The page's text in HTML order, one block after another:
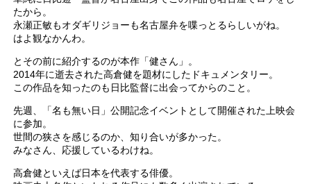
たから。
永瀬正敏もオダギリジョーも名古屋弁を喋っとるらしいがね。
はよ観なかんわ。
とその前に紹介するのが本作「健さん」。
2014年に逝去された高倉健を題材にしたドキュメンタリー。
この作品を知ったのも日比監督に出会ってからのこと。
先週、「名も無い日」公開記念イベントとして開催された上映会
に参加。
世間の狭さを感じるのか、知り合いが多かった。
みなさん、応援しているわけね。
高倉健といえば日本を代表する俳優。